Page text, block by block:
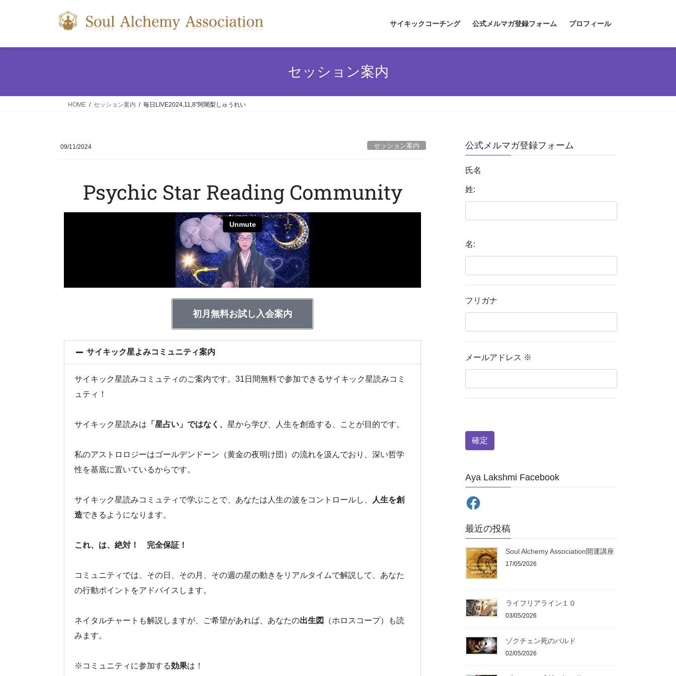
サイキックコーチング 公式メルマガ登録フォーム プロフィール
セッション案内
HOME セッション案内 毎日LIVE2024,11,8”阿闍梨しゅうれい
09/11/2024 セッション案内
Psychic Star Reading Community
初月無料お試し入会案内
サイキック星よみコミュニティ案内
サイキック星読みコミュティのご案内です。31日間無料で参加できるサイキック星読みコミ
ュティ！
サイキック星読みは 「星占い」ではなく、 星から学び、人生を創造する、ことが目的です。
私のアストロロジーはゴールデンドーン（黄金の夜明け団）の流れを汲んでおり、深い哲学
性を基底に置いているからです。
サイキック星読みコミュティで学ぶことで、あなたは人生の波をコントロールし、
人生を創
造できるようになります。
これ、は、絶対！ 完全保証！
コミュニティでは、その日、その月、その週の星の動きをリアルタイムで解説して、あなた
の行動ポイントをアドバイスします。
ネイタルチャートも解説しますが、ご希望があれば、あなたの出生図
（ホロスコープ）も読
みます。
※コミュニティに参加する効果は！
公式メルマガ登録フォーム
氏名
姓:
名:
フリガナ
メールアドレス ※
Aya Lakshmi Facebook
最近の投稿
Soul Alchemy Association開運講座
17/05/2026
ライフリアライン１０
03/05/2026
ゾクチェン死のバルド
02/05/2026